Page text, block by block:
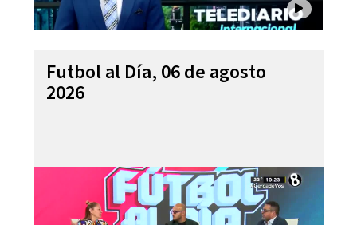
Futbol al Día, 06 de agosto
2026